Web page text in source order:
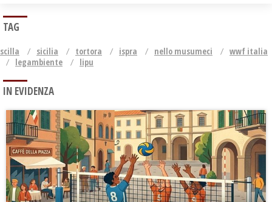
TAG
scilla sicilia tortora ispra nello musumeci
wwf italia
legambiente
lipu
IN EVIDENZA